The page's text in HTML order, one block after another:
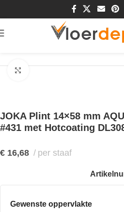
JOKA Plint 14×58 mm
#431 met Hotcoating
€ 16,68 per staaf
Gewenste oppervlakte